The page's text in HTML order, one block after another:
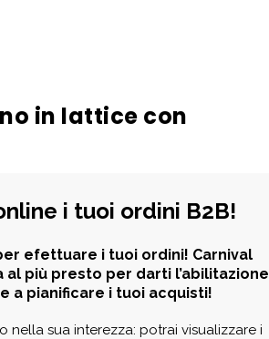
in lattice con
i tuoi ordini B2B!
efettuare i tuoi ordini! Carnival
più presto per darti l’abilitazione
a pianificare i tuoi acquisti!
nella sua interezza: potrai visualizzare i